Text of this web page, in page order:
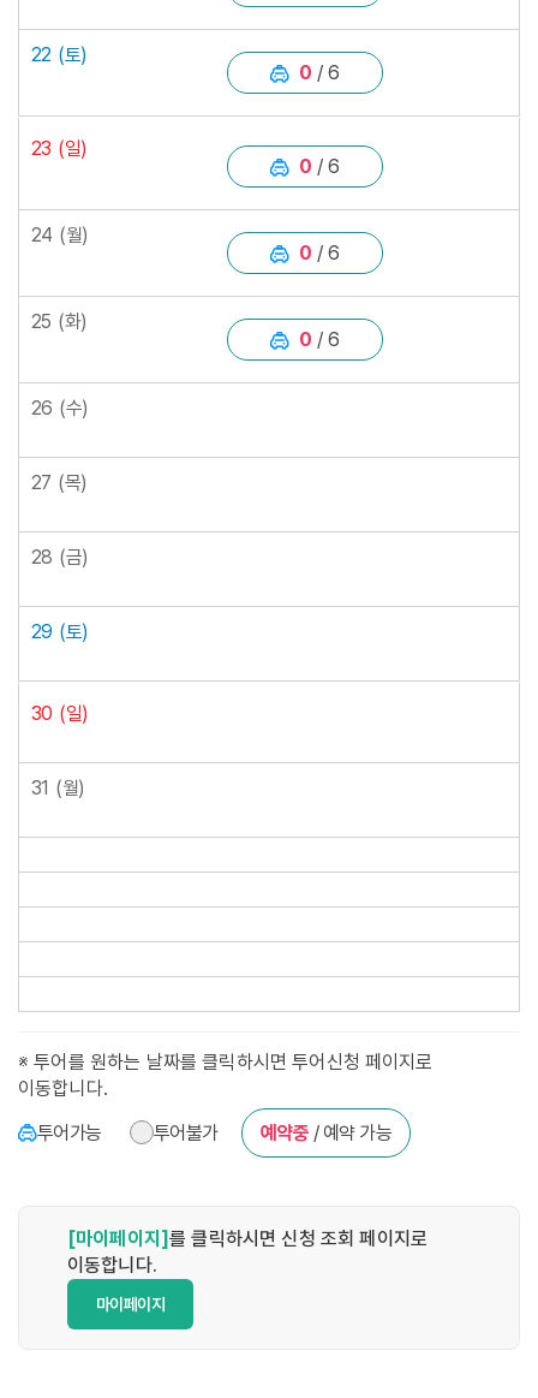
22 (토)
0 / 6
23 (일)
0 / 6
24 (월)
0 / 6
25 (화)
0 / 6
26 (수)
27 (목)
28 (금)
29 (토)
30 (일)
31 (월)
※ 투어를 원하는 날짜를 클릭하시면 투어신청 페이지로
이동합니다.
투어가능
투어불가 예약중 / 예약 가능
[마이페이지]를 클릭하시면 신청 조회 페이지로
이동합니다.
마이페이지